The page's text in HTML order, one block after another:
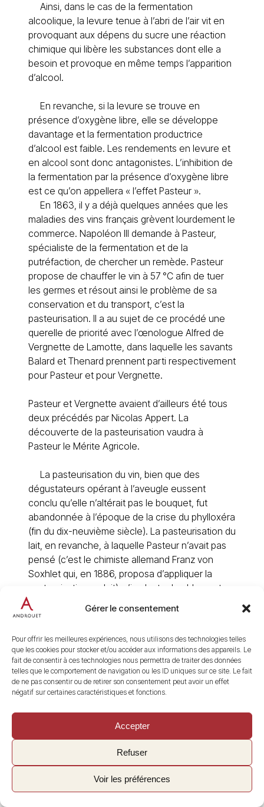
Gérer le consentement
Pour offrir les meilleures expériences, nous utilisons des technologies telles
que les cookies pour stocker et/ou accéder aux informations des appareils. Le
fait de consentir à ces technologies nous permettra de traiter des données
telles que le comportement de navigation ou les ID uniques sur ce site. Le fait
de ne pas consentir ou de retirer son consentement peut avoir un effet
négatif sur certaines caractéristiques et fonctions.
Accepter
Refuser
Voir les préférences
Ainsi, dans le cas de la fermentation
alcoolique, la levure tenue à l’abri de l’air vit en
provoquant aux dépens du sucre une réaction
chimique qui libère les substances dont elle a
besoin et provoque en même temps l’apparition
d’alcool.
En revanche, si la levure se trouve en
présence d’oxygène libre, elle se développe
davantage et la fermentation productrice
d’alcool est faible. Les rendements en levure et
en alcool sont donc antagonistes. L’inhibition de
la fermentation par la présence d’oxygène libre
est ce qu’on appellera « l’effet Pasteur ».
En 1863, il y a déjà quelques années que les
maladies des vins français grèvent lourdement le
commerce. Napoléon III demande à Pasteur,
spécialiste de la fermentation et de la
putréfaction, de chercher un remède. Pasteur
propose de chauffer le vin à 57 °C afin de tuer
les germes et résout ainsi le problème de sa
conservation et du transport, c’est la
pasteurisation. Il a au sujet de ce procédé une
querelle de priorité avec l’œnologue Alfred de
Vergnette de Lamotte, dans laquelle les savants
Balard et Thenard prennent parti respectivement
pour Pasteur et pour Vergnette.
Pasteur et Vergnette avaient d’ailleurs été tous
deux précédés par Nicolas Appert. La
découverte de la pasteurisation vaudra à
Pasteur le Mérite Agricole.
La pasteurisation du vin, bien que des
dégustateurs opérant à l’aveugle eussent
conclu qu’elle n’altérait pas le bouquet, fut
abandonnée à l’époque de la crise du phylloxéra
(fin du dix-neuvième siècle). La pasteurisation du
lait, en revanche, à laquelle Pasteur n’avait pas
pensé (c’est le chimiste allemand Franz von
Soxhlet qui, en 1886, proposa d’appliquer la
pasteurisation au lait), s’implanta durablement.
Pasteur jette les bases de la pasteurisation,
au fromagequelques année plus tard grâce à la
« pasteurisation » (procédé industriel de
destruction des bactéries sous température
élevée), le XIXème siècle sera celui de la
son essor et se diversifier pour entrer dans une
nouvelle aire, celle de l’industrie fromagère.
Lesgrandsétapesde
l’histoiredufromage: